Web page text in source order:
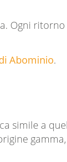
Ogni
Abominio.
simile a